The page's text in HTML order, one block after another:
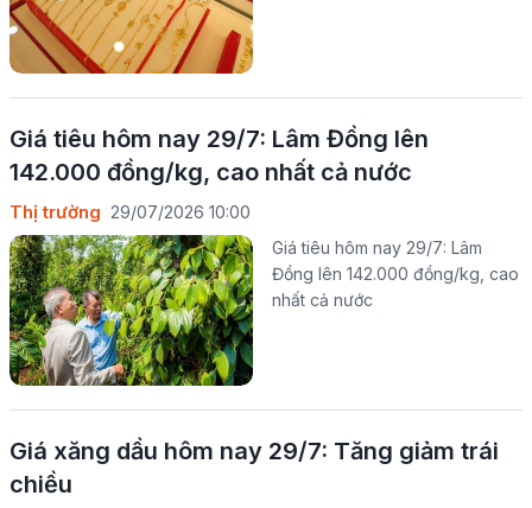
Giá tiêu hôm nay 29/7: Lâm Đồng lên
142.000 đồng/kg, cao nhất cả nước
Thị trường 29/07/2026 10:00
Giá tiêu hôm nay 29/7: Lâm
Đồng lên 142.000 đồng/kg, cao
nhất cả nước
Giá xăng dầu hôm nay 29/7: Tăng giảm trái
chiều